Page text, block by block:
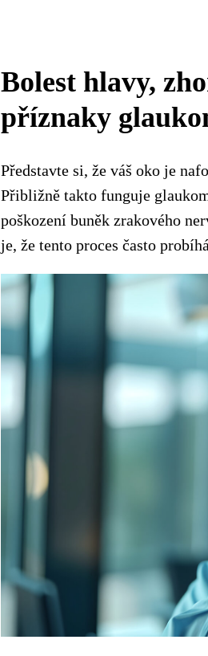
Bolest hlavy,
příznaky
Představte si, že váš oko je
Přibližně takto funguje
poškození buněk zrakového
je, že tento proces často